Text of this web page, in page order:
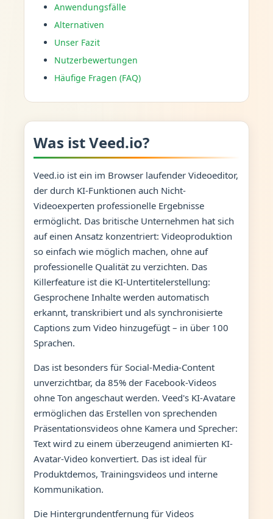
Anwendungsfälle
Alternativen
Unser Fazit
Nutzerbewertungen
Häufige Fragen (FAQ)
Was ist Veed.io?
Veed.io ist ein im Browser laufender Videoeditor,
der durch KI-Funktionen auch Nicht-
Videoexperten professionelle Ergebnisse
ermöglicht. Das britische Unternehmen hat sich
auf einen Ansatz konzentriert: Videoproduktion
so einfach wie möglich machen, ohne auf
professionelle Qualität zu verzichten. Das
Killerfeature ist die KI-Untertitelerstellung:
Gesprochene Inhalte werden automatisch
erkannt, transkribiert und als synchronisierte
Captions zum Video hinzugefügt – in über 100
Sprachen.
Das ist besonders für Social-Media-Content
unverzichtbar, da 85% der Facebook-Videos
ohne Ton angeschaut werden. Veed's KI-Avatare
ermöglichen das Erstellen von sprechenden
Präsentationsvideos ohne Kamera und Sprecher:
Text wird zu einem überzeugend animierten KI-
Avatar-Video konvertiert. Das ist ideal für
Produktdemos, Trainingsvideos und interne
Kommunikation.
Die Hintergrundentfernung für Videos